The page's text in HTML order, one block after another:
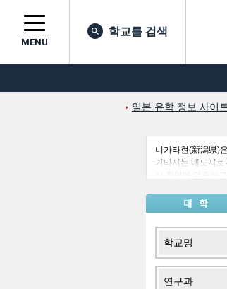
MENU
학교를 검색
일본 유학 정보 사이
니가타현(新潟県)
가타시는 대도시
서 학업에 열중하
는 사도섬(佐渡島
학교명
연구과